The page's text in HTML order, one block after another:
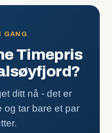
GANG
Timepris
ditt nå - det er
og tar bare et par